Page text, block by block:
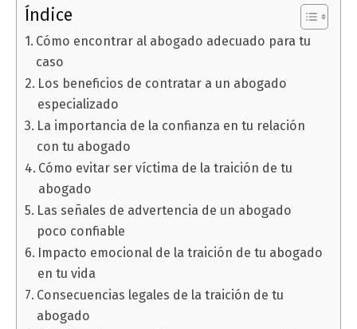
Índice
Cómo encontrar al abogado adecuado para tu
caso
Los beneficios de contratar a un abogado
especializado
La importancia de la confianza en tu relación
con tu abogado
Cómo evitar ser víctima de la traición de tu
abogado
Las señales de advertencia de un abogado
poco confiable
Impacto emocional de la traición de tu abogado
en tu vida
Consecuencias legales de la traición de tu
abogado